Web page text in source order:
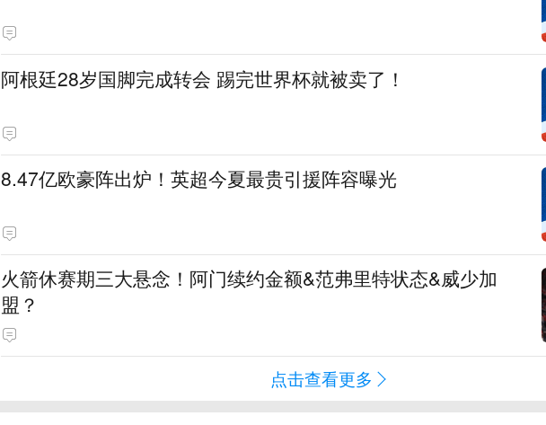
阿根廷28岁国脚完成转会 踢完世界杯就被卖了！
8.47亿欧豪阵出炉！英超今夏最贵引援阵容曝光
火箭休赛期三大悬念！阿门续约金额&范弗里特状态&威少加
盟？
点击查看更多